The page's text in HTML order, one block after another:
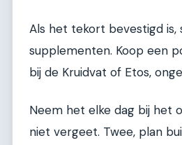
Als het tekort bevestigd
supplementen. Koop een
bij de Kruidvat of Etos,
Neem het elke dag bij het
niet vergeet. Twee, plan